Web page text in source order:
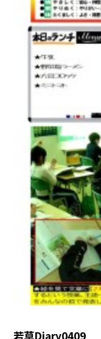
若草Diary0409